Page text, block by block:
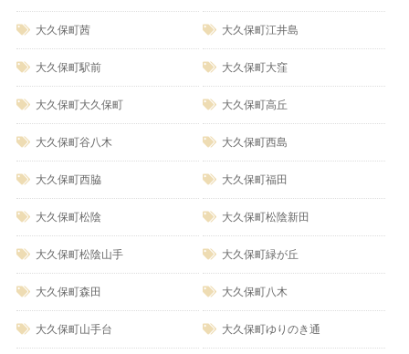
大久保町茜 大久保町江井島
大久保町駅前 大久保町大窪
大久保町大久保町 大久保町高丘
大久保町谷八木 大久保町西島
大久保町西脇 大久保町福田
大久保町松陰 大久保町松陰新田
大久保町松陰山手 大久保町緑が丘
大久保町森田 大久保町八木
大久保町山手台 大久保町ゆりのき通